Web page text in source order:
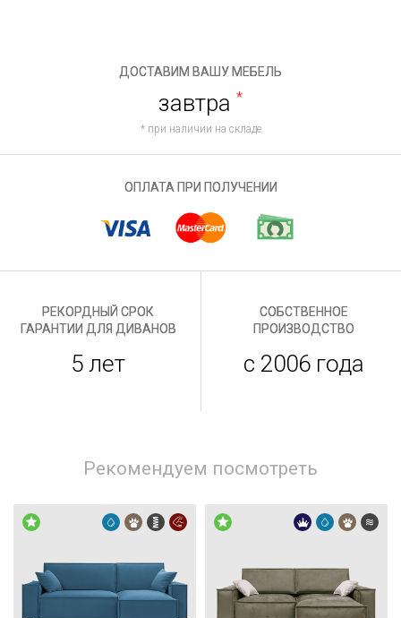
ДОСТАВИМ ВАШУ МЕБЕЛЬ
завтра *
* при наличии на складе
ОПЛАТА ПРИ ПОЛУЧЕНИИ
РЕКОРДНЫЙ СРОК
ГАРАНТИИ ДЛЯ ДИВАНОВ
5 лет
СОБСТВЕННОЕ
ПРОИЗВОДСТВО
с 2006 года
Рекомендуем посмотреть